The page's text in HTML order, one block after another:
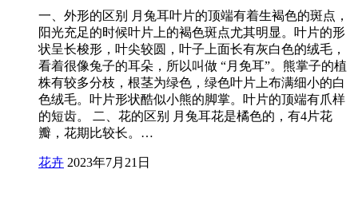
一、外形的区别 月兔耳叶片的顶端有着生褐色的斑点，
阳光充足的时候叶片上的褐色斑点尤其明显。叶片的形
状呈长梭形，叶尖较圆，叶子上面长有灰白色的绒毛，
看着很像兔子的耳朵，所以叫做 “月免耳”。熊掌子的植
株有较多分枝，根茎为绿色，绿色叶片上布满细小的白
色绒毛。叶片形状酷似小熊的脚掌。叶片的顶端有爪样
的短齿。 二、花的区别 月兔耳花是橘色的，有4片花
瓣，花期比较长。…
花卉 2023年7月21日